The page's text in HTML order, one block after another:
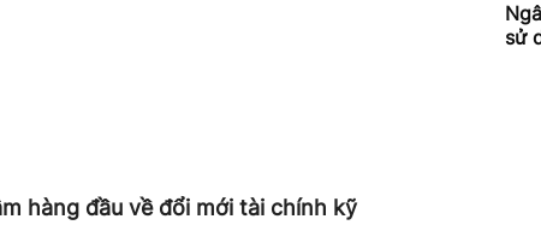
hàng đầu về đổi mới tài chính kỹ
sử